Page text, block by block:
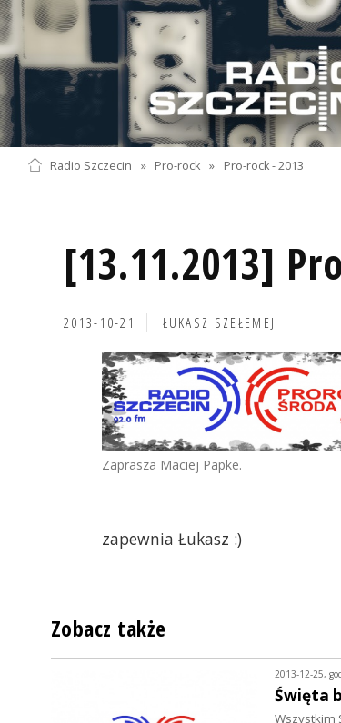
Radio Szczecin » Pro-rock » Pro-rock - 2013
[13.11.2013]
2013-10-21 ŁUKASZ SZEŁEMEJ
Zaprasza Maciej Papke.
zapewnia Łukasz :)
Zobacz także
2013-12-25,
Święta
Wszystkim